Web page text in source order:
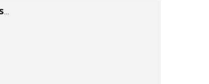
Backventil stuts/stuts 8-10mm